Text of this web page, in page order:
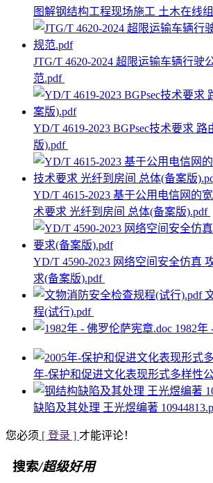
图解钢结构工程现场施工 土木在线
JTG/T 4620-2024 超限运输车辆行驶
范.pdf
YD/T 4619-2023 BGPsec技术要求
版).pdf
YD/T 4615-2023 基于公用电信网的
术要求 光纤到房间 总体(备案版).pdf
YD/T 4590-2023 网络空间安全仿真
求(备案版).pdf
程(试行).pdf
1982年
年-保护和促进文化表现形式多样性
缺陷及其处理 王光煜编著
您必须 [ 登录 ] 才能评论！
搜索/超级好用